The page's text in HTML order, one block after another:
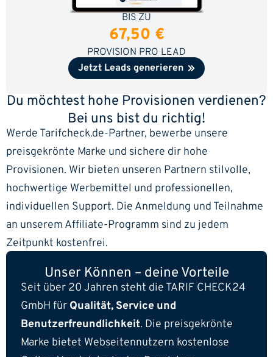
BIS ZU
67,50 €
PROVISION PRO LEAD
Jetzt Leads generieren
Du möchtest hohe Provisionen verdienen?
Bei uns bist du richtig!
Werde Tarifcheck.de-Partner, bewerbe unsere
preisgekrönte Marke und sichere dir hohe
Provisionen. Wir bieten unseren Partnern stilvolle,
hochwertige Werbemittel und professionellen,
individuellen Support. Die Anmeldung und Teilnahme
an unserem Affiliate-Programm sind zu jedem
Zeitpunkt kostenfrei.
Unser Können –deine Vorteile
Seit über 20 Jahren steht die TARIF CHECK24
GmbH für Qualität, Service und
Benutzerfreundlichkeit. Die preisgekrönte
Marke bietet Webseitennutzern kostenlose